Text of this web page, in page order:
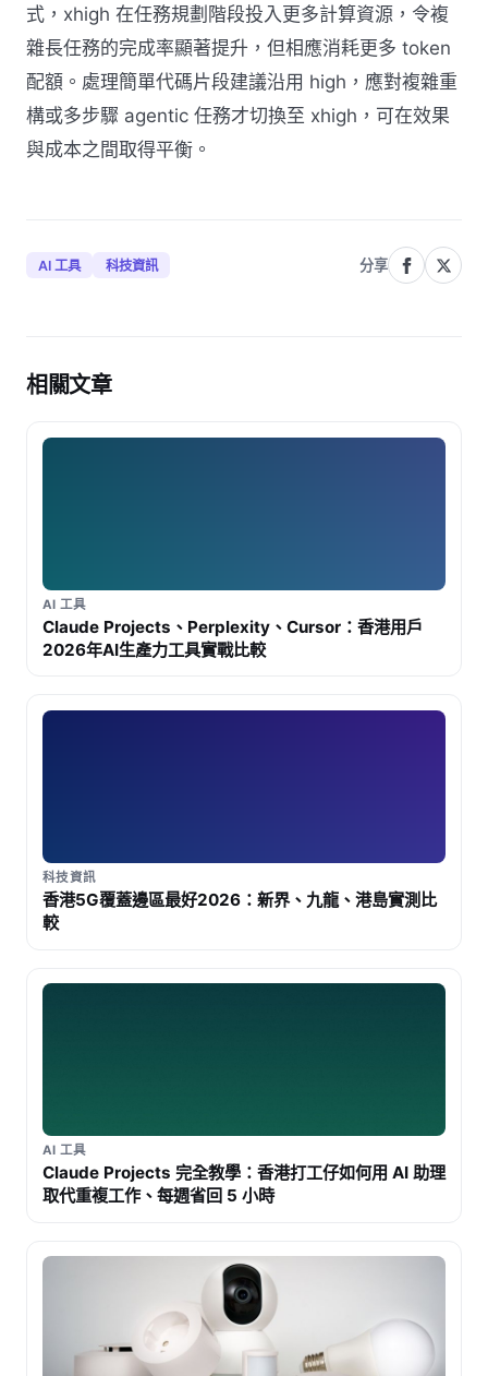
式，xhigh 在任務規劃階段投入更多計算資源，令複
雜長任務的完成率顯著提升，但相應消耗更多 token
配額。處理簡單代碼片段建議沿用 high，應對複雜重
構或多步驟 agentic 任務才切換至 xhigh，可在效果
與成本之間取得平衡。
AI 工具 科技資訊 分享
相關文章
AI 工具
Claude Projects、Perplexity、Cursor：香港用戶
2026年AI生產力工具實戰比較
科技資訊
香港5G覆蓋邊區最好2026：新界、九龍、港島實測比
較
AI 工具
Claude Projects 完全教學：香港打工仔如何用 AI 助理
取代重複工作、每週省回 5 小時